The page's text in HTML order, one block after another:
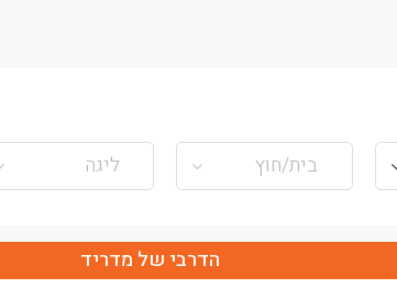
בית/חוץ ליגה
הדרבי של מדריד